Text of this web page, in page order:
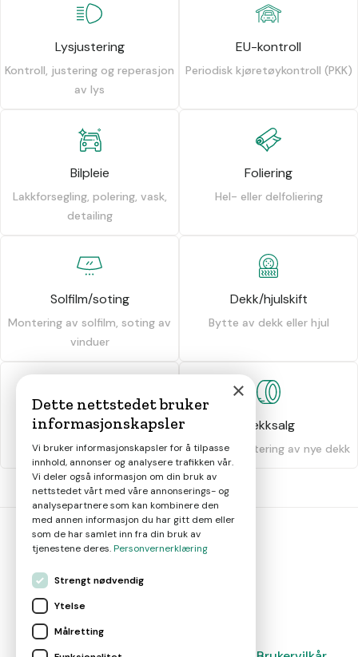
Lysjustering
Kontroll, justering og reperasjon
av lys
EU-kontroll
Periodisk kjøretøykontroll (PKK)
Bilpleie
Lakkforsegling, polering, vask,
detailing
Foliering
Hel- eller delfoliering
Solfilm/soting
Montering av solfilm, soting av
vinduer
Dekk/hjulskift
Bytte av dekk eller hjul
Dekkhotell
Oppbevaring av dekk
Dekksalg
Salg og montering av nye dekk
×
Dette nettstedet bruker
informasjonskapsler
Vi bruker informasjonskapsler for å tilpasse
innhold, annonser og analysere trafikken vår.
Vi deler også informasjon om din bruk av
nettstedet vårt med våre annonserings- og
analysepartnere som kan kombinere den
med annen informasjon du har gitt dem eller
som de har samlet inn fra din bruk av
tjenestene deres.Personvernerklæring
Strengt nødvendig
Ytelse
Målretting